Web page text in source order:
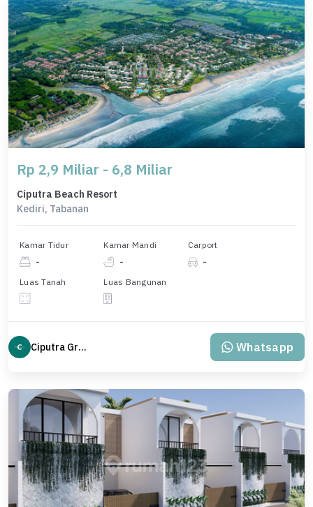
Rp 2,9 Miliar - 6,8 Miliar
Ciputra Beach Resort
Kediri, Tabanan
Kamar Tidur
-
Kamar Mandi
-
Carport
-
Luas Tanah Luas Bangunan
Ciputra Group Whatsapp